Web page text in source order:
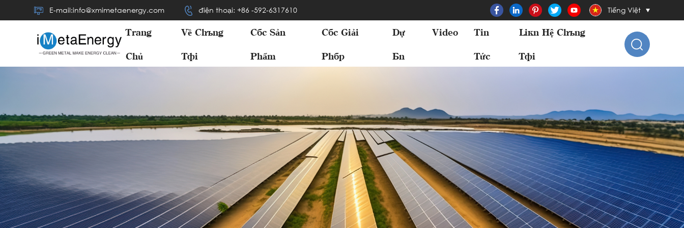
E-mail:info@xmimetaenergy.com điện thoại: +86 -592-6317610 Tiếng Việt
Trang
Chủ
Về Chúng
Tôi
Các Sản
Phẩm
Các Giải
Pháp
Dự
Án
Video Tin
Tức
Liên Hệ Chúng
Tôi